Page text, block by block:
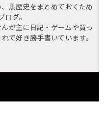
黒歴史をまとめておくため
ログ。
が主に日記・ゲームや買っ
で好き勝手書いています。